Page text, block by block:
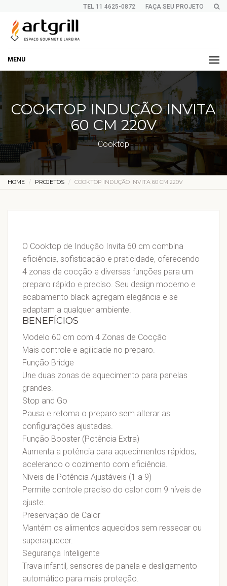
TEL 11 4625-0872 FAÇA SEU PROJETO
MENU
COOKTOP INDUÇÃO INVITA
60 CM 220V
Cooktop
HOME PROJETOS COOKTOP INDUÇÃO INVITA 60 CM 220V
O Cooktop de Indução Invita 60 cm combina
eficiência, sofisticação e praticidade, oferecendo
4 zonas de cocção e diversas funções para um
preparo rápido e preciso. Seu design moderno e
acabamento black agregam elegância e se
adaptam a qualquer ambiente.
BENEFÍCIOS
Modelo 60 cm com 4 Zonas de Cocção
Mais controle e agilidade no preparo.
Função Bridge
Une duas zonas de aquecimento para panelas
grandes.
Stop and Go
Pausa e retoma o preparo sem alterar as
configurações ajustadas.
Função Booster (Potência Extra)
Aumenta a potência para aquecimentos rápidos,
acelerando o cozimento com eficiência.
Níveis de Potência Ajustáveis (1 a 9)
Permite controle preciso do calor com 9 níveis de
ajuste.
Preservação de Calor
Mantém os alimentos aquecidos sem ressecar ou
superaquecer.
Segurança Inteligente
Trava infantil, sensores de panela e desligamento
automático para mais proteção.